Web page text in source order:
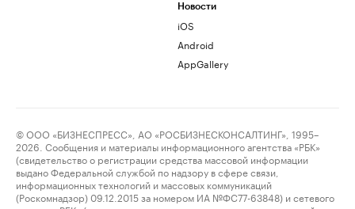
Новости
iOS
Android
AppGallery
© ООО «БИЗНЕСПРЕСС», АО «РОСБИЗНЕСКОНСАЛТИНГ», 1995–
2026. Сообщения и материалы информационного агентства «РБК»
(свидетельство о регистрации средства массовой информации
выдано Федеральной службой по надзору в сфере связи,
информационных технологий и массовых коммуникаций
(Роскомнадзор) 09.12.2015 за номером ИА №ФС77-63848) и сетевого